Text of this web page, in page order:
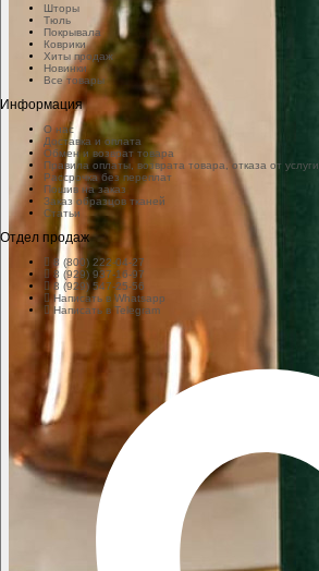
Шторы
Тюль
Покрывала
Коврики
Хиты продаж
Новинки
Все товары
Информация
О нас
Доставка и оплата
Обмен и возврат товара
Правила оплаты, возврата товара, отказа от услуги
Рассрочка без переплат
Пошив на заказ
Заказ образцов тканей
Статьи
Отдел продаж
8 (800) 222-04-27
8 (929) 937-16-97
8 (929) 547-25-56
Написать в Whatsapp
Написать в Telegram